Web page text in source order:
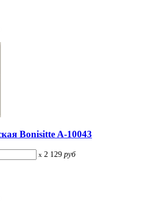
Bonisitte A-10043
x 2 129 руб